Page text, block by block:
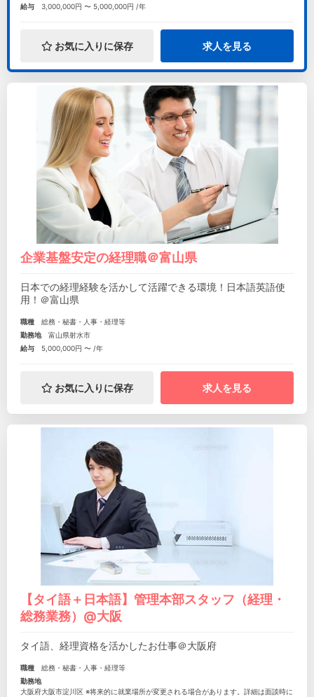
給与 3,000,000円 〜 5,000,000円 /年
お気に入りに保存 求人を見る
企業基盤安定の経理職＠富山県
日本での経理経験を活かして活躍できる環境！日本語英語使
用！＠富山県
職種
総務・秘書・人事・経理等
勤務地
富山県射水市
給与
5,000,000円 〜 /年
お気に入りに保存 求人を見る
【タイ語＋日本語】管理本部スタッフ（経理・
総務業務）@大阪
タイ語、経理資格を活かしたお仕事＠大阪府
職種
総務・秘書・人事・経理等
勤務地
大阪府大阪市淀川区 ※将来的に就業場所が変更される場合があります。詳細は面談時に